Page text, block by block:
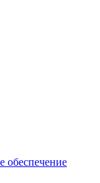
обеспечение